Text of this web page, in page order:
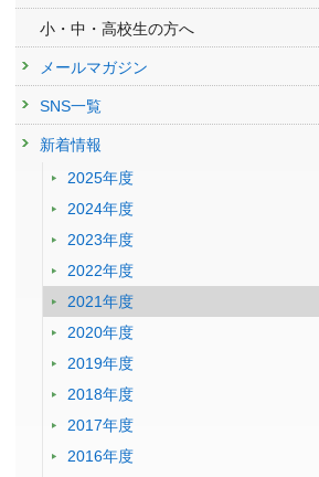
小・中・高校生の方へ
メールマガジン
SNS一覧
新着情報
2025年度
2024年度
2023年度
2022年度
2021年度
2020年度
2019年度
2018年度
2017年度
2016年度